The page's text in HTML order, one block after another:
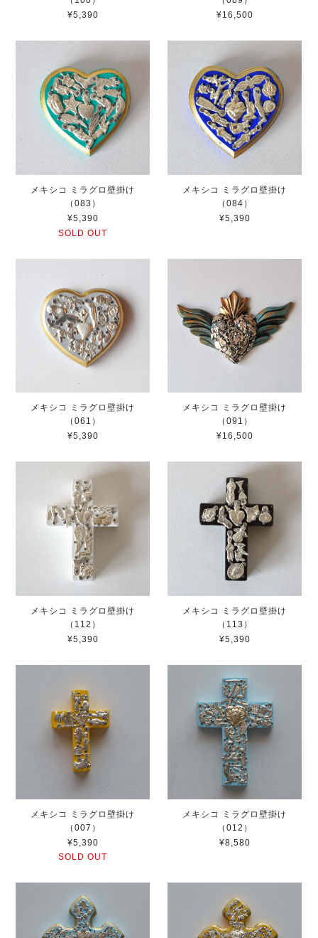
¥5,390
¥16,500
メキシコ ミラグロ壁掛け
（083）
¥5,390
SOLD OUT
メキシコ ミラグロ壁掛け
（084）
¥5,390
メキシコ ミラグロ壁掛け
（061）
¥5,390
メキシコ ミラグロ壁掛け
（091）
¥16,500
メキシコ ミラグロ壁掛け
（112）
¥5,390
メキシコ ミラグロ壁掛け
（113）
¥5,390
メキシコ ミラグロ壁掛け
（007）
¥5,390
SOLD OUT
メキシコ ミラグロ壁掛け
（012）
¥8,580